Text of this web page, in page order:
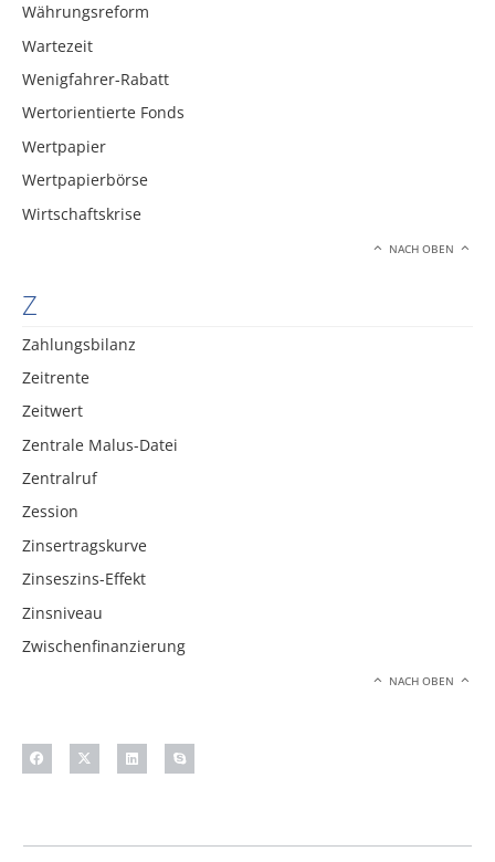
Währungsreform
Wartezeit
Wenigfahrer-Rabatt
Wertorientierte Fonds
Wertpapier
Wertpapierbörse
Wirtschaftskrise
NACH OBEN
Z
Zahlungsbilanz
Zeitrente
Zeitwert
Zentrale Malus-Datei
Zentralruf
Zession
Zinsertragskurve
Zinseszins-Effekt
Zinsniveau
Zwischenfinanzierung
NACH OBEN